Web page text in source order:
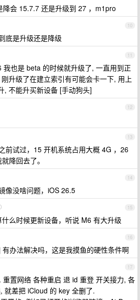
降会 15.7.7 还是升级到 27 ，m1pro
10
底是升级还是降级
11
我也是 beta 的时候就升级了, 一直用到正
升级了在建立索引有可能会卡一下, 用上
, 不能升买新设备 [手动狗头]
12
13
前试过，15 开机系统占用大概 4G ，26
降回去了。
14
像没啥问题，iOS 26.5
15
么时候更新设备，听说 M6 有大升级
16
办法解决吗，这是我摸鱼的硬性条件啊
17
重置网络 各种重启 退 id 重登 开关接力, 各
就差把 iCloud 的 key 全删了.